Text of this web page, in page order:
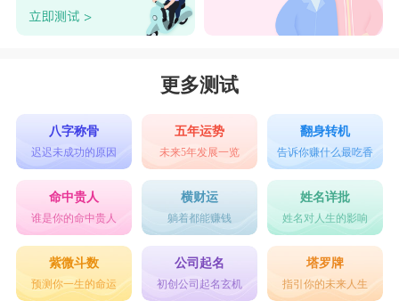
了无痕迹之清冷。搭配古风气息十足的楚姓，能给
狂妄，像是诗中走出的贵公子一般。非常契合大家
对于帅气冷漠古风男生名字的喜好。
2、【张翊】
翊，左立右羽，立表站立，有着即将高飞的形象气
势，取名的寓意为展翅高飞。搭配张姓取名，即
有“天高任鸟飞”的帅气冷漠，张开翅膀翱翔在一望
无尽的天空之中，眸中不带一丝情绪，却充满着积
更多测试
八字称骨
迟迟未成功的原因
五年运势
未来5年发展一览
翻身转机
告诉你赚什么最吃香
命中贵人
谁是你的命中贵人
横财运
躺着都能赚钱
姓名详批
姓名对人生的影响
紫微斗数
预测你一生的命运
公司起名
初创公司起名玄机
塔罗牌
指引你的未来人生